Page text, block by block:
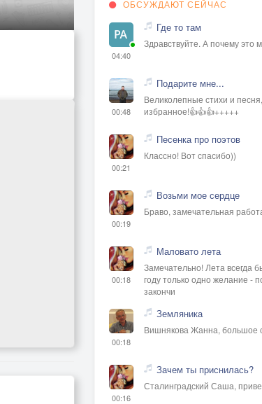
ОБСУЖДАЮТ СЕЙЧАС
04:40
Где то там
Здравствуйте. А почему это
00:48
Подарите мне...
Великолепные стихи и
избранное!👍👍👍+++++
00:21
Песенка про поэтов
Классно! Вот спасибо))
00:19
Возьми мое сердце
Браво, замечательная
00:18
Маловато лета
Замечательно! Лета всегда
году только одно желание -
закончи
00:18
Земляника
Вишнякова Жанна, большое
00:16
Зачем ты приснилась?
Сталинградский Саша,